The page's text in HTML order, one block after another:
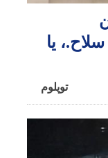
یا
توپلوم